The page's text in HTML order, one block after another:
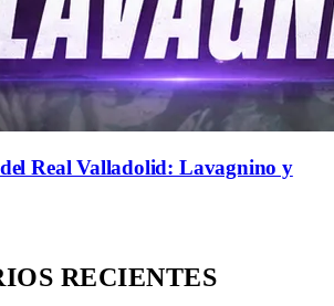
Real Valladolid: Lavagnino y
RECIENTES